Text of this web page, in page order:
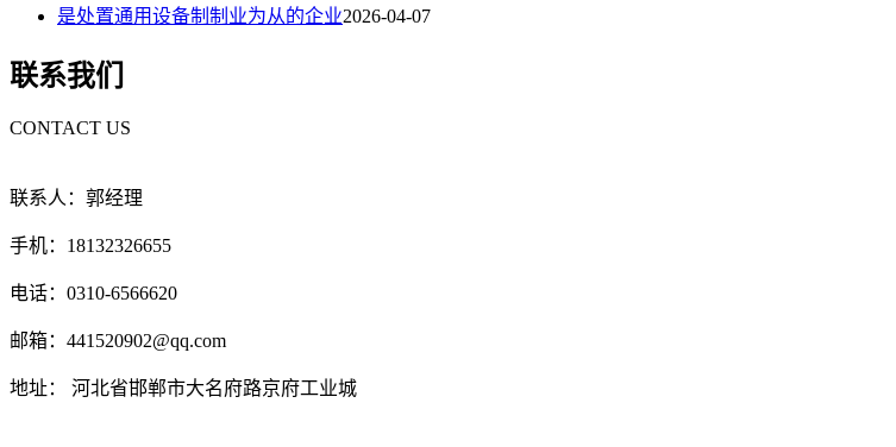
是处置通用设备制制业为从的企业2026-04-07
联系我们
CONTACT US
联系人：郭经理
手机：18132326655
电话：0310-6566620
邮箱：441520902@qq.com
地址： 河北省邯郸市大名府路京府工业城